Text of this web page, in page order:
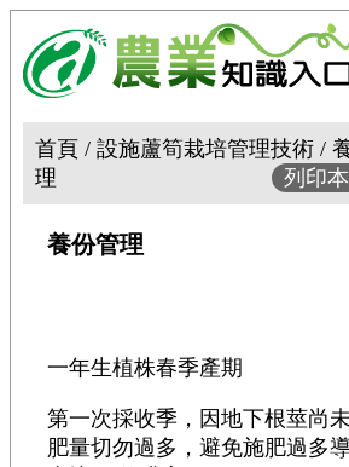
首頁 / 設施蘆筍栽培管理技術 /
理
列印
養份管理
一年生植株春季產期
第一次採收季，因地下根莖尚
肥量切勿過多，避免施肥過多